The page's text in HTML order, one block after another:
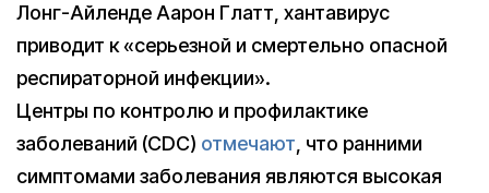
Лонг-Айленде Аарон Глатт, хантавирус
приводит к «серьезной и смертельно опасной
респираторной инфекции».
Центры по контролю и профилактике
заболеваний (CDC) отмечают, что ранними
симптомами заболевания являются высокая